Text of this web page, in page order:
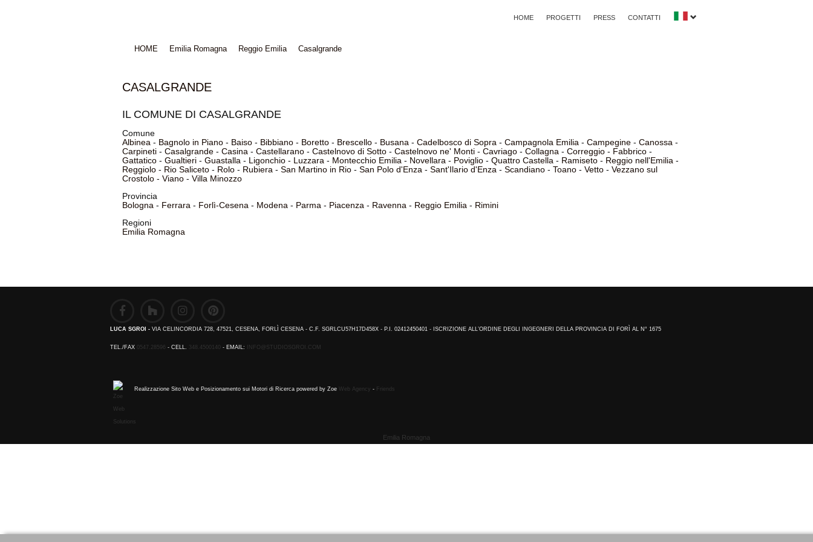
HOME PROGETTI PRESS CONTATTI
HOME Emilia Romagna Reggio Emilia Casalgrande
CASALGRANDE
IL COMUNE DI CASALGRANDE
Comune
Albinea- Bagnolo in Piano- Baiso- Bibbiano- Boretto- Brescello- Busana- Cadelbosco di Sopra- Campagnola Emilia- Campegine- Canossa-
Carpineti- Casalgrande- Casina- Castellarano- Castelnovo di Sotto- Castelnovo ne' Monti- Cavriago- Collagna- Correggio- Fabbrico-
Gattatico- Gualtieri- Guastalla- Ligonchio- Luzzara- Montecchio Emilia- Novellara- Poviglio- Quattro Castella- Ramiseto- Reggio nell'Emilia-
Reggiolo- Rio Saliceto- Rolo- Rubiera- San Martino in Rio- San Polo d'Enza- Sant'Ilario d'Enza- Scandiano- Toano- Vetto- Vezzano sul
Crostolo- Viano- Villa Minozzo
Provincia
Bologna- Ferrara- Forlì-Cesena- Modena- Parma- Piacenza- Ravenna- Reggio Emilia- Rimini
Regioni
Emilia Romagna
LUCA SGROI - VIA CELINCORDIA 728, 47521, CESENA, FORLÌ CESENA - C.F. SGRLCU57H17D458X - P.I. 02412450401 - ISCRIZIONE ALL’ORDINE DEGLI INGEGNERI DELLA PROVINCIA DI FORÌ AL N° 1675
TEL./FAX 0547.28596 - CELL. 348.4500140 - EMAIL: INFO@STUDIOSGROI.COM
Realizzazione Sito Web e Posizionamento sui Motori di Ricerca powered by Zoe Web Agency - Friends
Emilia Romagna